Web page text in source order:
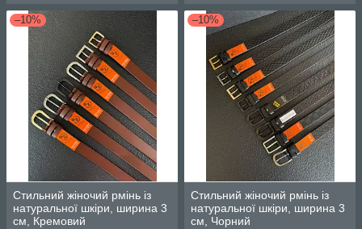
–10%
Стильний жіночий рмінь із
натуральної шкіри, ширина 3
см, Кремовий
–10%
Стильний жіночий рмінь із
натуральної шкіри, ширина 3
см, Чорний